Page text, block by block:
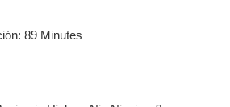
89 Minutes